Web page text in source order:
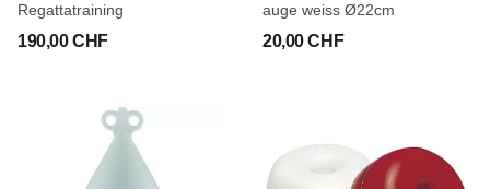
Regattatraining
190,00 CHF
auge weiss Ø22cm
20,00 CHF